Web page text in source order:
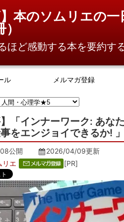
】本のソムリエの
）
ほど感動する本を要約す
ル メルマガ登録
】「インナーワーク: あな
をエンジョイできるか!
公開 2026/04/09更新
リエ
[PR]